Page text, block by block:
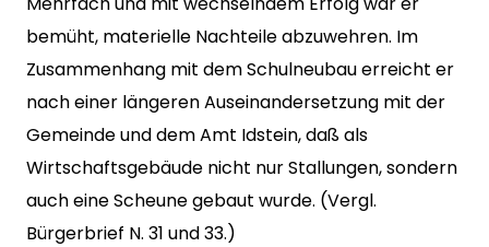
bemüht, materielle Nachteile abzuwehren. Im
Zusammenhang mit dem Schulneubau erreicht er
nach einer längeren Auseinandersetzung mit der
Gemeinde und dem Amt Idstein, daß als
Wirtschaftsgebäude nicht nur Stallungen, sondern
auch eine Scheune gebaut wurde. (Vergl.
Bürgerbrief N. 31 und 33.)